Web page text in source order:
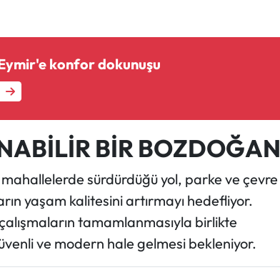
konfor dokunuşu
BİR BOZDOĞAN
sürdürdüğü yol, parke ve çevre
yaşam kalitesini artırmayı hedefliyor.
tamamlanmasıyla birlikte
ve modern hale gelmesi bekleniyor.